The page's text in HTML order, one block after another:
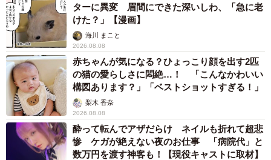
9/14
一般人への誹謗中傷を投稿した動機（提供画像）
ターに異変 眉間にできた深いしわ、「急に老
けた？」【漫画】
海川 まこと
2026.08.08
赤ちゃんが気になる？ひょっこり顔を出す2匹
の猫の愛らしさに悶絶…！ 「こんなかわいい
構図あります？」「ベストショットすぎる！」
梨木 香奈
2026.08.08
酔って転んでアザだらけ ネイルも折れて超悲
惨 ケガが絶えない夜のお仕事 「病院代」と
数万円を渡す神客も！【現役キャストに取材】